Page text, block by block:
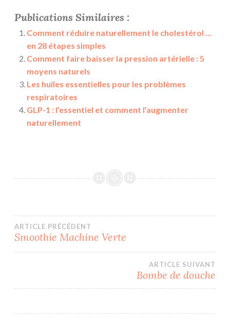
Publications Similaires :
Comment réduire naturellement le cholestérol …
en 28 étapes simples
Comment faire baisser la pression artérielle : 5
moyens naturels
Les huiles essentielles pour les problèmes
respiratoires
GLP-1 : l’essentiel et comment l’augmenter
naturellement
Navigation
l’article
ARTICLE PRÉCÉDENT
Smoothie Machine Verte
ARTICLE SUIVANT
Bombe de douche